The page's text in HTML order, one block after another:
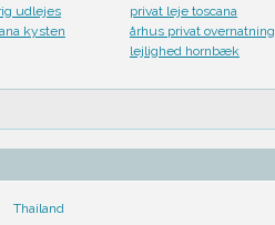
udlejes
kysten
privat leje toscana
århus privat overnatning
lejlighed hornbæk
Thailand